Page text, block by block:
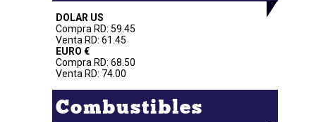
DOLAR US
Compra RD: 59.45
Venta RD: 61.45
EURO €
Compra RD: 68.50
Venta RD: 74.00
Combustibles